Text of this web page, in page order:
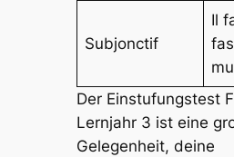
Subjonctif
Il
Der Einstufungstest
Lernjahr 3 ist eine
Gelegenheit, deine